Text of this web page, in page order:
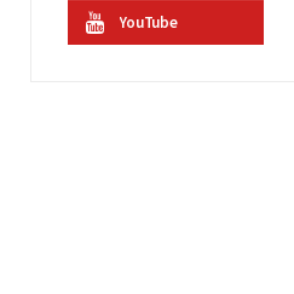
YouTube